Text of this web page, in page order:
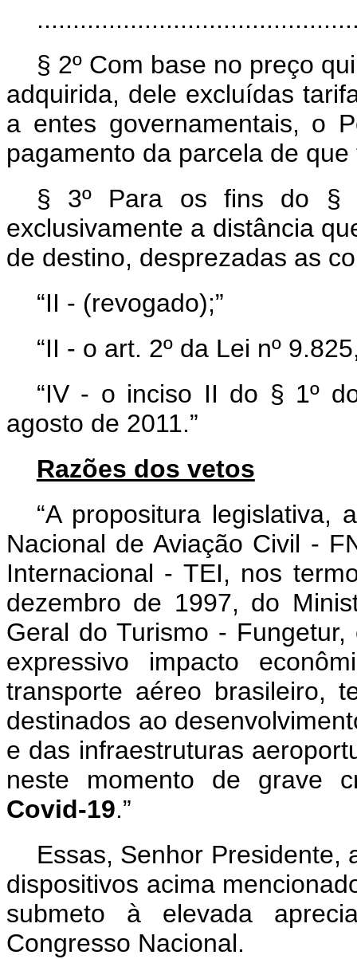
§ 2º Com base no preço
adquirida, dele excluídas
a entes governamentais, o
pagamento da parcela de
§ 3º Para os fins do §
exclusivamente a distância
de destino, desprezadas as
“II - (revogado);”
“II - o art. 2º da Lei nº
“IV - o inciso II do § 1º
agosto de 2011.”
Razões dos vetos
“A propositura legislativa,
Nacional de Aviação Civil -
Internacional - TEI, nos
dezembro de 1997, do
Geral do Turismo -
expressivo impacto
transporte aéreo brasileiro,
destinados ao
e das infraestruturas
neste momento de grave
Covid-19.”
Essas, Senhor Presidente,
dispositivos acima
submeto à elevada
Congresso Nacional.